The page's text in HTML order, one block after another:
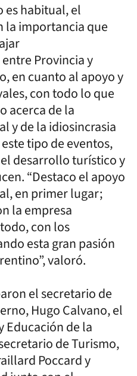
es habitual, el
la importancia que
Provincia y
en cuanto al apoyo y
con todo lo que
acerca de la
y de la idiosincrasia
tipo de eventos,
desarrollo turístico y
“Destaco el apoyo
en primer lugar;
la empresa
con los
esta gran pasión
valoró.
el secretario de
Hugo Calvano, el
Educación de la
de Turismo,
Poccard y